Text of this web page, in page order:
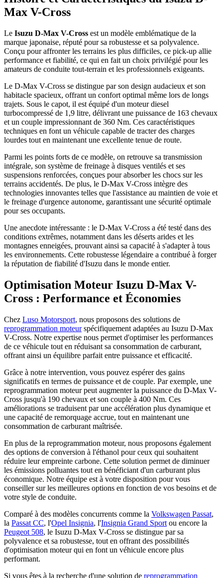
Max V-Cross
Le Isuzu D-Max V-Cross est un modèle emblématique de la
marque japonaise, réputé pour sa robustesse et sa polyvalence.
Conçu pour affronter les terrains les plus difficiles, ce pick-up allie
performance et fiabilité, ce qui en fait un choix privilégié pour les
amateurs de conduite tout-terrain et les professionnels exigeants.
Le D-Max V-Cross se distingue par son design audacieux et son
habitacle spacieux, offrant un confort optimal même lors de longs
trajets. Sous le capot, il est équipé d'un moteur diesel
turbocompressé de 1,9 litre, délivrant une puissance de 163 chevaux
et un couple impressionnant de 360 Nm. Ces caractéristiques
techniques en font un véhicule capable de tracter des charges
lourdes tout en maintenant une excellente tenue de route.
Parmi les points forts de ce modèle, on retrouve sa transmission
intégrale, son système de freinage à disques ventilés et ses
suspensions renforcées, conçues pour absorber les chocs sur les
terrains accidentés. De plus, le D-Max V-Cross intègre des
technologies innovantes telles que l'assistance au maintien de voie et
le freinage d'urgence autonome, garantissant une sécurité optimale
pour ses occupants.
Une anecdote intéressante : le D-Max V-Cross a été testé dans des
conditions extrêmes, notamment dans les déserts arides et les
montagnes enneigées, prouvant ainsi sa capacité à s'adapter à tous
les environnements. Cette robustesse légendaire a contribué à forger
la réputation de fiabilité d'Isuzu dans le monde entier.
Optimisation Moteur Isuzu D-Max V-
Cross : Performance et Économies
Chez Luso Motorsport, nous proposons des solutions de
reprogrammation moteurspécifiquement adaptées au Isuzu D-Max
V-Cross. Notre expertise nous permet d'optimiser les performances
de ce véhicule tout en réduisant sa consommation de carburant,
offrant ainsi un équilibre parfait entre puissance et efficacité.
Grâce à notre intervention, vous pouvez espérer des gains
significatifs en termes de puissance et de couple. Par exemple, une
reprogrammation moteur peut augmenter la puissance du D-Max V-
Cross jusqu'à 190 chevaux et son couple à 400 Nm. Ces
améliorations se traduisent par une accélération plus dynamique et
une capacité de remorquage accrue, tout en maintenant une
consommation de carburant maîtrisée.
En plus de la reprogrammation moteur, nous proposons également
des options de conversion à l'éthanol pour ceux qui souhaitent
réduire leur empreinte carbone. Cette solution permet de diminuer
les émissions polluantes tout en bénéficiant d'un carburant plus
économique. Notre équipe est à votre disposition pour vous
conseiller sur les meilleures options en fonction de vos besoins et de
votre style de conduite.
Comparé à des modèles concurrents comme la Volkswagen Passat,
la Passat CC, l'Opel Insignia, l'Insignia Grand Sport ou encore la
Peugeot 508, le Isuzu D-Max V-Cross se distingue par sa
polyvalence et sa robustesse, tout en offrant des possibilités
d'optimisation moteur qui en font un véhicule encore plus
performant.
Si vous êtes à la recherche d'une solution de reprogrammation